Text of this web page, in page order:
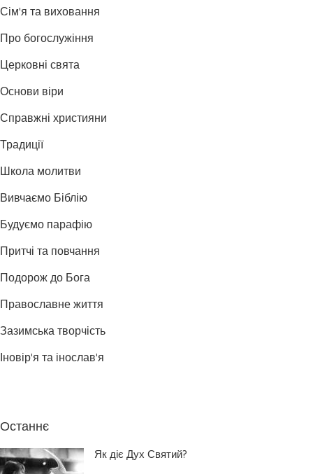
Сім'я та виховання
Про богослужіння
Церковні свята
Основи віри
Справжні християни
Традиції
Школа молитви
Вивчаємо Біблію
Будуємо парафію
Притчі та повчання
Подорож до Бога
Православне життя
Зазимська творчість
Іновір'я та інослав'я
Останнє
Як діє Дух Святий?